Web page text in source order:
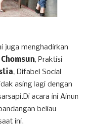
juga menghadirkan
, Praktisi
, Difabel Social
asing lagi dengan
acara ini Ainun
beliau
ini.